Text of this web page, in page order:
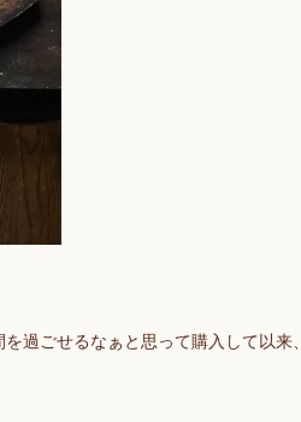
過ごせるなぁと思って購入して以来、